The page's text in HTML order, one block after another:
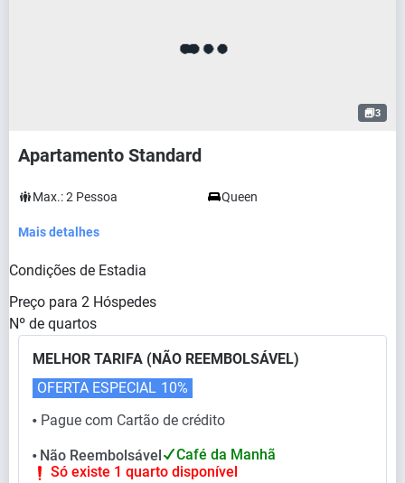
3
Apartamento Standard
Max.:2 Pessoa Queen
Mais detalhes
Condições de Estadia
Preço para 2 Hóspedes
Nº de quartos
MELHOR TARIFA (NÃO REEMBOLSÁVEL)
⬤ Pague com Cartão de crédito
OFERTA ESPECIAL 10%
⬤ Não Reembolsável
Café da Manhã
Só existe 1 quarto disponível